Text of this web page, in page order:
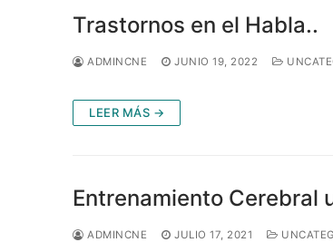
Trastornos en el Habla..
ADMINCNE JUNIO 19, 2022
LEER MÁS →
Entrenamiento Cerebral
ADMINCNE JULIO 17, 2021